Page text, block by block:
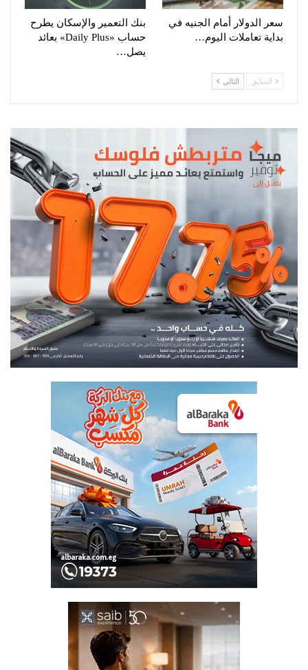
سعر الدولار أمام الجنيه في
بداية تعاملات اليوم…
بنك التعمير والإسكان يطرح
حساب «Daily Plus» بعائد
يصل…
السابق التالي